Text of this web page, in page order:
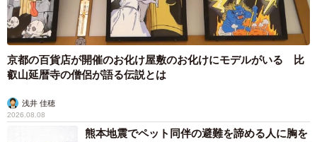
京都の百貨店が開催のお化け屋敷のお化けにモデルがいる 比
叡山延暦寺の僧侶が語る伝説とは
浅井 佳穂
2026.08.08
熊本地震でペット同伴の避難を諦める人に胸を